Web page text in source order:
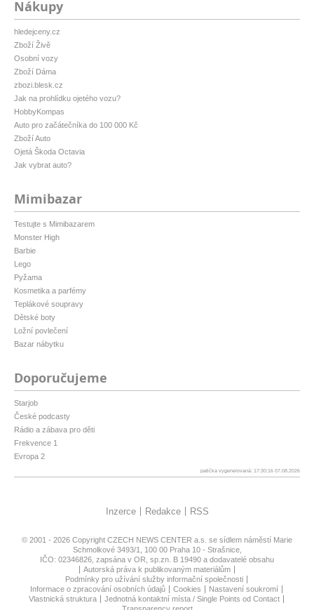
Nákupy
hledejceny.cz
Zboží Živě
Osobní vozy
Zboží Dáma
zbozi.blesk.cz
Jak na prohlídku ojetého vozu?
HobbyKompas
Auto pro začátečníka do 100 000 Kč
Zboží Auto
Ojetá Škoda Octavia
Jak vybrat auto?
Mimibazar
Testujte s Mimibazarem
Monster High
Barbie
Lego
Pyžama
Kosmetika a parfémy
Teplákové soupravy
Dětské boty
Ložní povlečení
Bazar nábytku
Doporučujeme
Starjob
České podcasty
Rádio a zábava pro děti
Frekvence 1
Evropa 2
patička vygenerovaná: 17:30:16 07.08.2026
Inzerce Redakce RSS
© 2001 - 2026 Copyright CZECH NEWS CENTER a.s. se sídlem náměstí Marie
Schmolkové 3493/1, 100 00 Praha 10 - Strašnice,
IČO: 02346826, zapsána v OR, sp.zn. B 19490 a dodavatelé obsahu
Autorská práva k publikovaným materiálům
Podmínky pro užívání služby informační společnosti
Informace o zpracování osobních údajů
Cookies
Nastavení soukromí
Vlastnická struktura
Jednotná kontaktní místa / Single Points od Contact